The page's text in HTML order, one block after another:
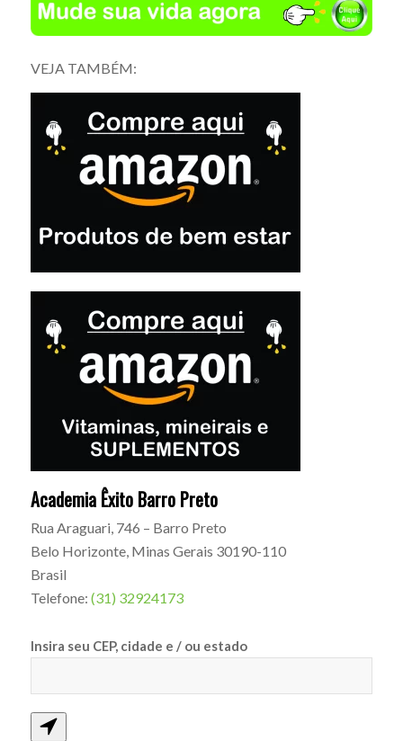
VEJA TAMBÉM:
Academia Êxito Barro Preto
Rua Araguari, 746 – Barro Preto
Belo Horizonte, Minas Gerais 30190-110
Brasil
Telefone: (31) 32924173
Insira seu CEP, cidade e / ou estado